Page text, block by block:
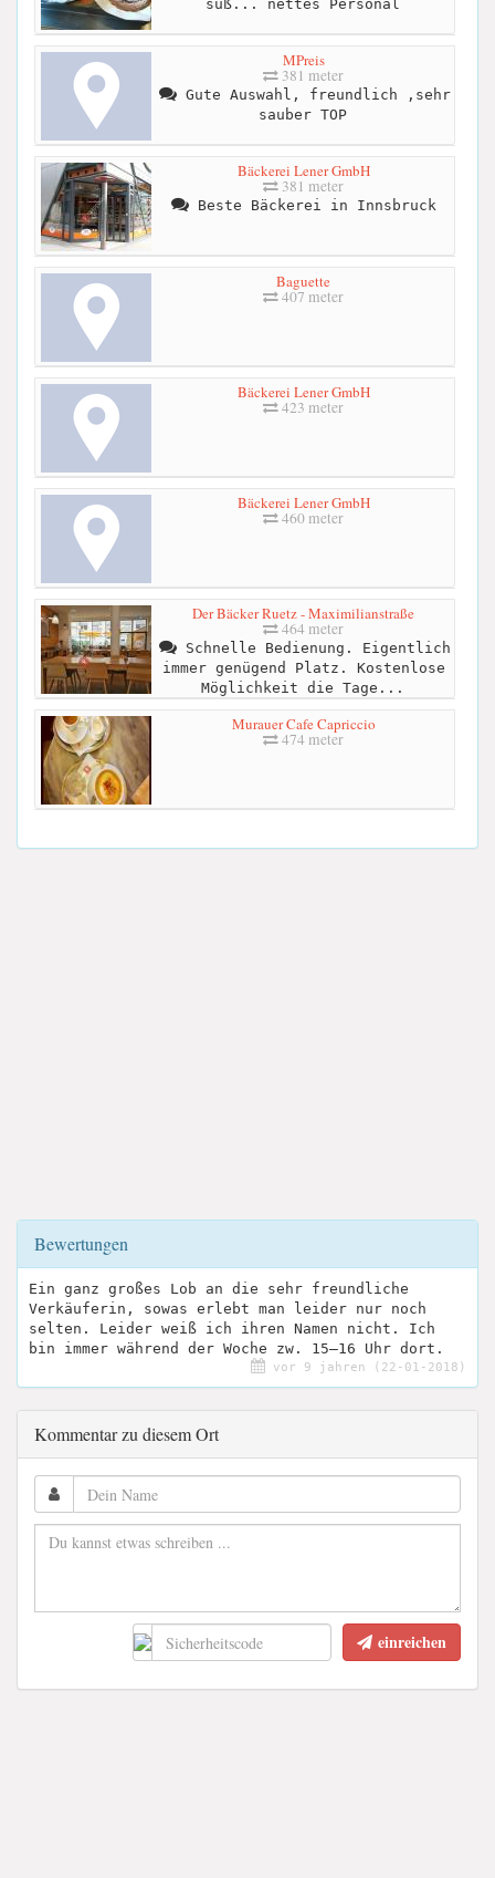
süß... nettes Personal
MPreis
381 meter
Gute Auswahl, freundlich ,sehr
sauber TOP
Bäckerei Lener GmbH
381 meter
Beste Bäckerei in Innsbruck
Baguette
407 meter
Bäckerei Lener GmbH
423 meter
Bäckerei Lener GmbH
460 meter
Der Bäcker Ruetz - Maximilianstraße
464 meter
Schnelle Bedienung. Eigentlich
immer genügend Platz. Kostenlose
Möglichkeit die Tage...
Murauer Cafe Capriccio
474 meter
Bewertungen
Ein ganz großes Lob an die sehr freundliche
Verkäuferin, sowas erlebt man leider nur noch
selten. Leider weiß ich ihren Namen nicht. Ich
bin immer während der Woche zw. 15–16 Uhr dort.
vor 9 jahren (22-01-2018)
Kommentar zu diesem Ort
einreichen